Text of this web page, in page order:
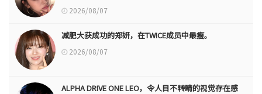
2026/08/07
减肥大获成功的郑妍，在TWICE成员中最瘦。
2026/08/07
ALPHA DRIVE ONE LEO，令人目不转睛的视觉存在感